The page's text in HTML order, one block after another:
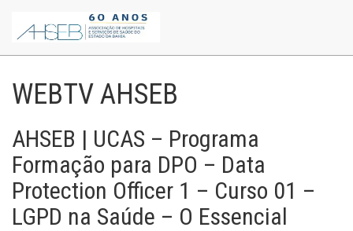
WEBTV AHSEB
AHSEB | UCAS – Programa
Formação para DPO – Data
Protection Officer 1 – Curso 01 –
LGPD na Saúde – O Essencial